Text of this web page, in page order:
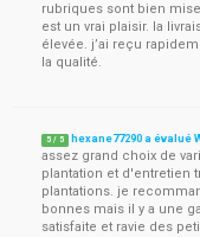
rubriques sont bien
est un vrai plaisir. la
élevée. j’ai reçu
la qualité.
5 / 5 hexane77290 a évalué
assez grand choix de
plantation et d'entretien
plantations. je
bonnes mais il y a une
satisfaite et ravie des